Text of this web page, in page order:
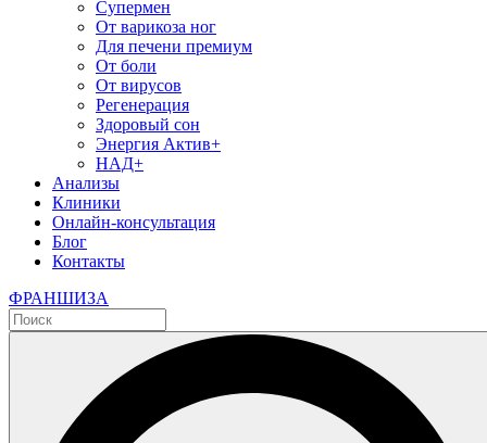
Супермен
От варикоза ног
Для печени премиум
От боли
От вирусов
Регенерация
Здоровый сон
Энергия Актив+
НАД+
Анализы
Клиники
Онлайн-консультация
Блог
Контакты
ФРАНШИЗА